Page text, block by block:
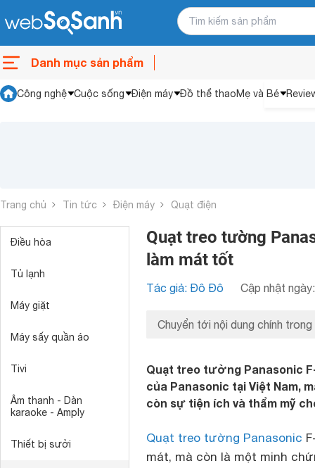
Danh mục sản phẩm
Công nghệ Cuộc sống Điện máy Đồ thể thaoMẹ và Bé
Trang chủ Tin tức Điện máy Quạt điện
Điều hòa
Tủ lạnh
Máy giặt
Máy sấy quần áo
Tivi
Âm thanh - Dàn
karaoke - Amply
Thiết bị sưởi
Quạt treo tường
làm mát tốt
Tác giả: Đô Đô Cập nhật
Chuyển tới nội dung chính trong
Quạt treo tường Panasonic
của Panasonic tại Việt Nam,
còn sự tiện ích và thẩm mỹ
Quạt treo tường Panasonic
mát, mà còn là một minh